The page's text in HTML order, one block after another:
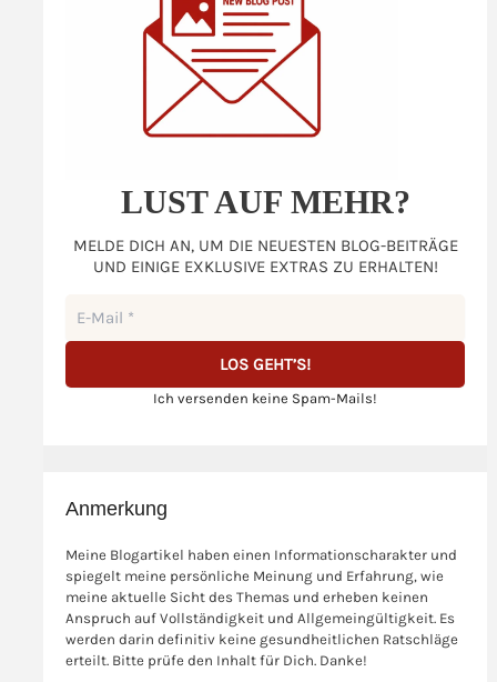
LUST AUF MEHR?
MELDE DICH AN, UM DIE NEUESTEN BLOG-BEITRÄGE
UND EINIGE EXKLUSIVE EXTRAS ZU ERHALTEN!
Ich versenden keine Spam-Mails!
Anmerkung
Meine Blogartikel haben einen Informationscharakter und
spiegelt meine persönliche Meinung und Erfahrung, wie
meine aktuelle Sicht des Themas und erheben keinen
Anspruch auf Vollständigkeit und Allgemeingültigkeit. Es
werden darin definitiv keine gesundheitlichen Ratschläge
erteilt. Bitte prüfe den Inhalt für Dich. Danke!